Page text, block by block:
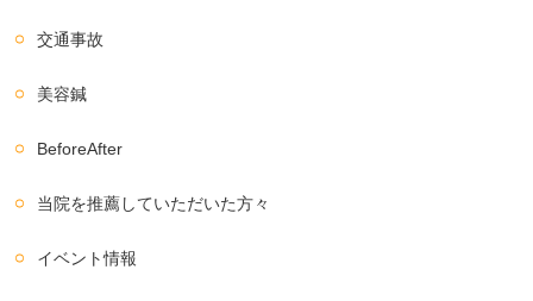
交通事故
美容鍼
BeforeAfter
当院を推薦していただいた方々
イベント情報